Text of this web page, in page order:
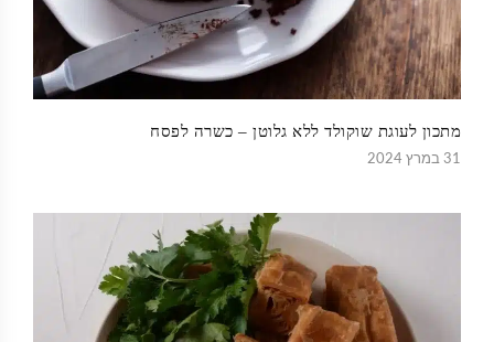
מתכון לעוגת שוקולד ללא גלוטן – כשרה לפסח
31 במרץ 2024